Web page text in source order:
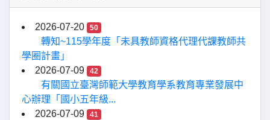
2026-07-20 50
轉知~115學年度「未具教師資格代理代課教師共
學圈計畫」
2026-07-09
42
有關國立臺灣師範大學教育學系教育專業發展中
心辦理「國小五年級...
2026-07-09
41